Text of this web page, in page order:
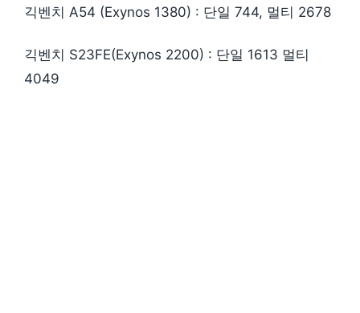
긱벤치 A54 (Exynos 1380) : 단일 744, 멀티 2678
긱벤치 S23FE(Exynos 2200) : 단일 1613 멀티
4049